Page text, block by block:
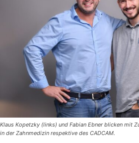
Klaus Kopetzky (links) und Fabian Ebner blicken mit
in der Zahnmedizin respektive des CADCAM.